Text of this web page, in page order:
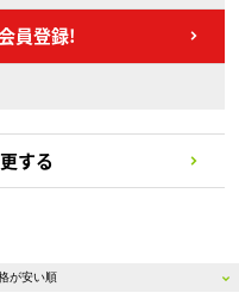
員登録!
する